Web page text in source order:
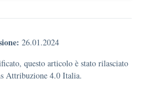
26.01.2024
questo articolo è stato rilasciato
Attribuzione 4.0 Italia.